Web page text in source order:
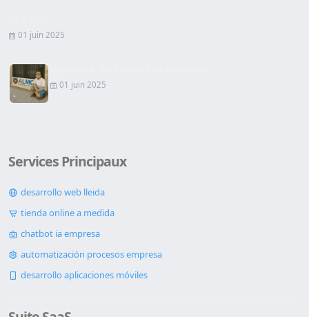
01 juin 2025
01 juin 2025
Services Principaux
desarrollo web lleida
tienda online a medida
chatbot ia empresa
automatización procesos empresa
desarrollo aplicaciones móviles